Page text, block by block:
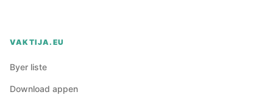
VAKTIJA.EU
Byer liste
Download appen